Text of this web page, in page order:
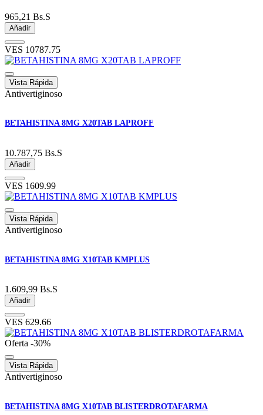
965,21 Bs.S
Añadir
VES 10787.75
Vista Rápida
Antivertiginoso
BETAHISTINA 8MG X20TAB LAPROFF
10.787,75 Bs.S
Añadir
VES 1609.99
Vista Rápida
Antivertiginoso
BETAHISTINA 8MG X10TAB KMPLUS
1.609,99 Bs.S
Añadir
VES 629.66
Oferta -30%
Vista Rápida
Antivertiginoso
BETAHISTINA 8MG X10TAB BLISTERDROTAFARMA